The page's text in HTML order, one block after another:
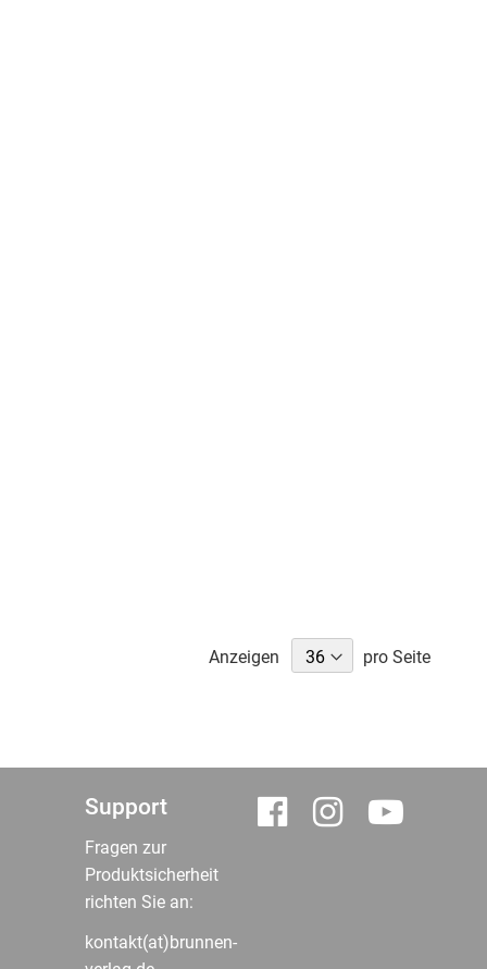
Anzeigen pro Seite
Support
Fragen zur
Produktsicherheit
richten Sie an:
kontakt(at)brunnen-